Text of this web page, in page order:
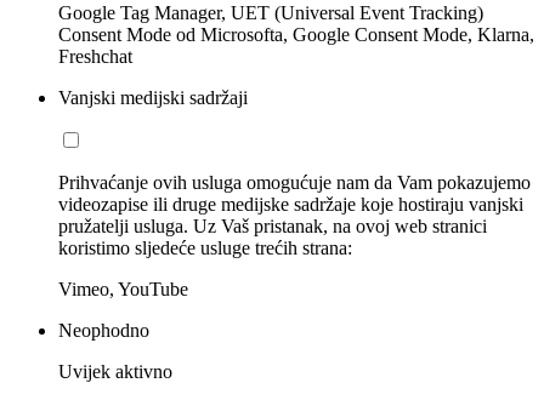
Google Tag Manager, UET (Universal Event Tracking)
Consent Mode od Microsofta, Google Consent Mode, Klarna,
Freshchat
Vanjski medijski sadržaji
Prihvaćanje ovih usluga omogućuje nam da Vam pokazujemo
videozapise ili druge medijske sadržaje koje hostiraju vanjski
pružatelji usluga. Uz Vaš pristanak, na ovoj web stranici
koristimo sljedeće usluge trećih strana:
Vimeo, YouTube
Neophodno
Uvijek aktivno